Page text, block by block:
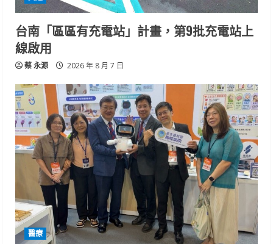
台南「區區有充電站」計畫，第9批充電站上
線啟用
蔡 永源 2026 年 8 月 7 日
醫療